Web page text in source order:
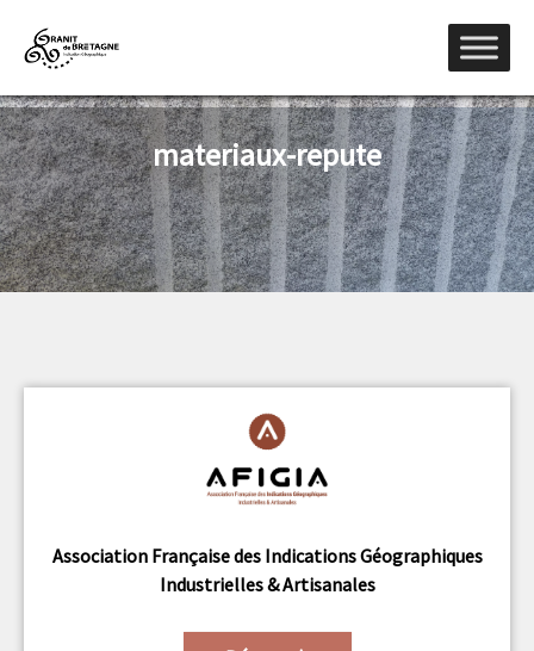
materiaux-repute
Association Française des Indications Géographiques
Industrielles & Artisanales